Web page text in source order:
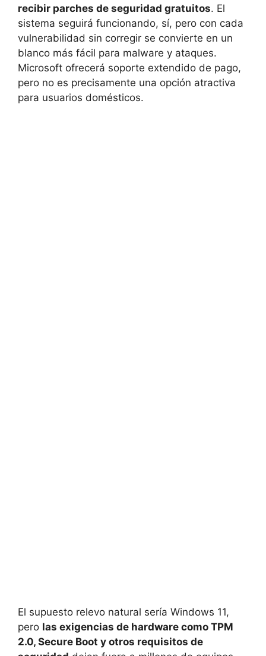
recibir parches de seguridad gratuitos. El
sistema seguirá funcionando, sí, pero con cada
vulnerabilidad sin corregir se convierte en un
blanco más fácil para malware y ataques.
Microsoft ofrecerá soporte extendido de pago,
pero no es precisamente una opción atractiva
para usuarios domésticos.
El supuesto relevo natural sería Windows 11,
pero las exigencias de hardware como TPM
2.0, Secure Boot y otros requisitos de